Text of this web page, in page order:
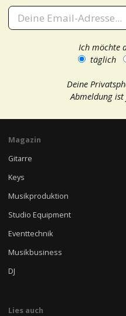
Ich möchte
täglich
Deine
Abmeldung
Magazin
Gitarre
Keys
Musikproduktion
Studio Equipment
Eventtechnik
Musikbusiness
DJ
Lies auch